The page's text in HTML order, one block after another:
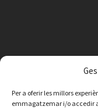
Per a oferir les millors
emmagatzemar i/o accedir